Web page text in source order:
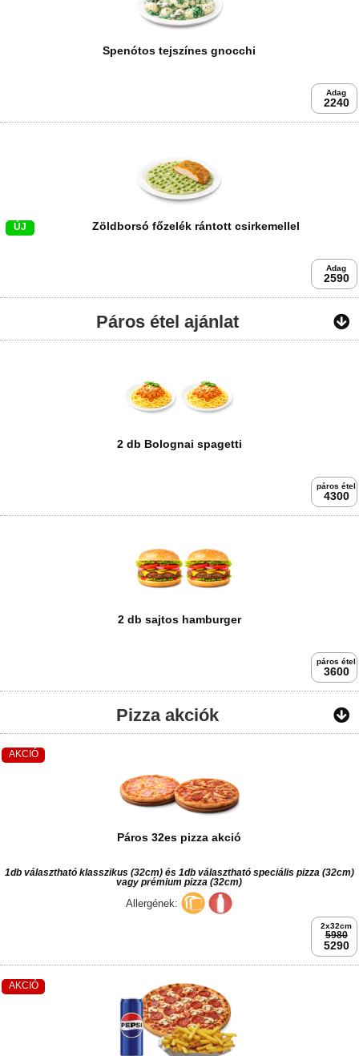
Spenótos tejszínes gnocchi
Adag
2240
ÚJ Zöldborsó főzelék rántott csirkemellel
Adag
2590
Páros étel ajánlat
2 db Bolognai spagetti
páros étel
4300
2 db sajtos hamburger
páros étel
3600
Pizza akciók
AKCIÓ
Páros 32es pizza akció
1db választható klasszikus (32cm) és 1db választható speciális pizza (32cm)
vagy prémium pizza (32cm)
Allergének:
2x32cm
5980
5290
AKCIÓ